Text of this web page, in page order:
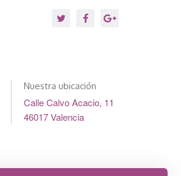
Nuestra ubicación
Calle Calvo Acacio, 11
46017 Valencia